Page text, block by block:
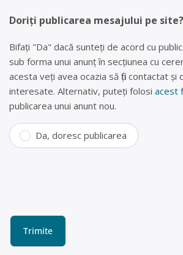
Doriți publicarea mesajului pe site?
Bifați "Da" dacă sunteți de acord cu
sub forma unui anunț în secțiunea cu
acesta veți avea ocazia să fiți contactat și
interesate. Alternativ, puteți folosi acest
publicarea unui anunt nou.
Da, doresc publicarea